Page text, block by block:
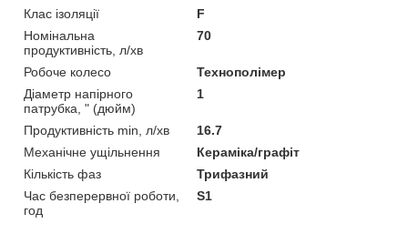
Клас ізоляції
F
Номінальна
продуктивність, л/хв
70
Робоче колесо
Технополімер
Діаметр напірного
патрубка, " (дюйм)
1
Продуктивність min, л/хв
16.7
Механічне ущільнення
Кераміка/графіт
Кількість фаз
Трифазний
Час безперервної роботи,
год
S1